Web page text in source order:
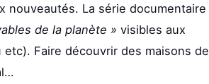
nouveautés. La série documentaire
de la planète » visibles aux
Faire découvrir des maisons de